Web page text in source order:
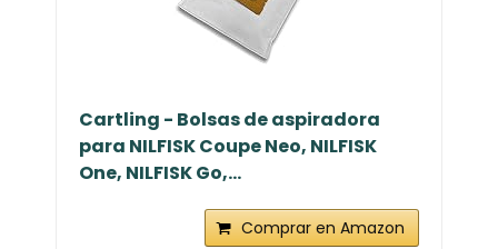
Cartling - Bolsas de aspiradora
para NILFISK Coupe Neo, NILFISK
One, NILFISK Go,...
Comprar en Amazon